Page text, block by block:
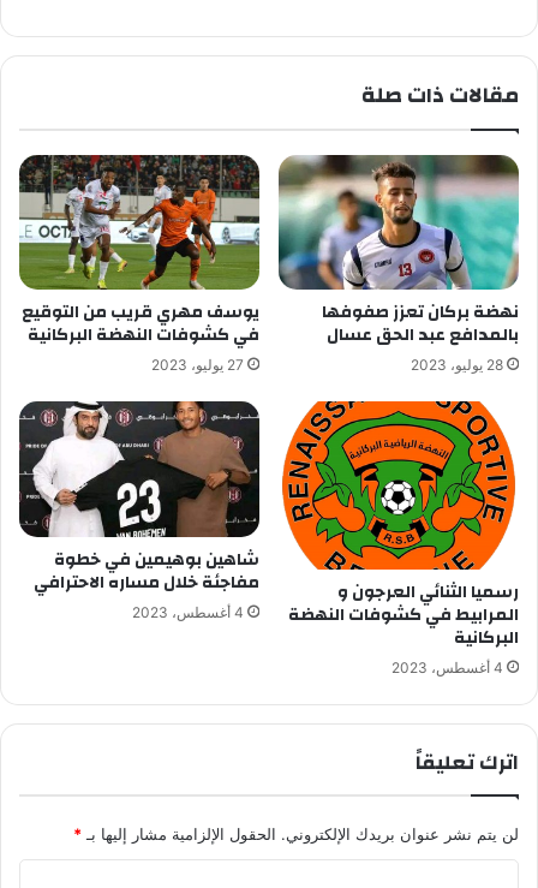
مقالات ذات صلة
نهضة بركان تعزز صفوفها
بالمدافع عبد الحق عسال
28 يوليو، 2023
يوسف مهري قريب من التوقيع
في كشوفات النهضة البركانية
27 يوليو، 2023
رسميا الثنائي العرجون و
المرابيط في كشوفات النهضة
البركانية
4 أغسطس، 2023
شاهين بوهيمين في خطوة
مفاجئة خلال مساره الاحترافي
4 أغسطس، 2023
اترك تعليقاً
لن يتم نشر عنوان بريدك الإلكتروني. الحقول الإلزامية مشار إليها بـ *